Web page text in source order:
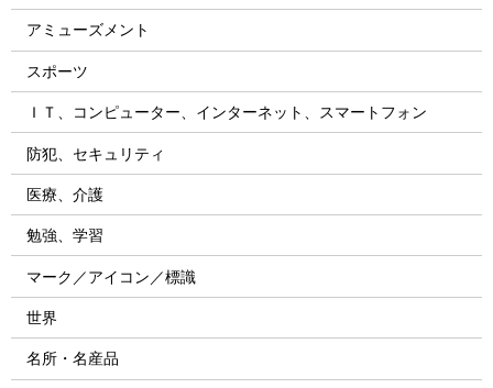
アミューズメント
スポーツ
ＩＴ、コンピューター、インターネット、スマートフォン
防犯、セキュリティ
医療、介護
勉強、学習
マーク／アイコン／標識
世界
名所・名産品